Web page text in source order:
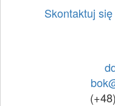
Skontaktuj się